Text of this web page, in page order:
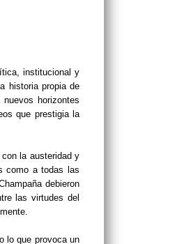
institucional y
historia propia de
horizontes
que prestigia la
la austeridad y
como a todas las
debieron
las virtudes del
lo que provoca un